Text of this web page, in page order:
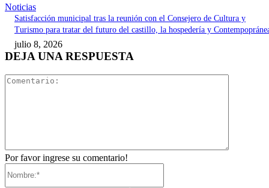
Noticias
Satisfacción municipal tras la reunión con el Consejero de Cultura y
Turismo para tratar del futuro del castillo, la hospedería y
julio 8, 2026
DEJA UNA RESPUESTA
Por favor ingrese su comentario!